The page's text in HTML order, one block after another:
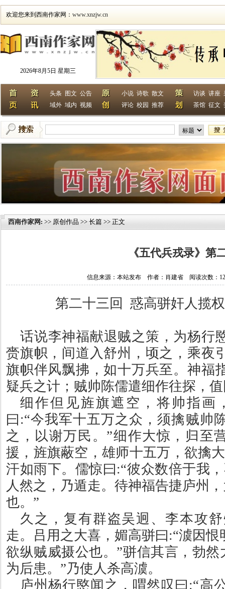
欢迎您来到西南作家网： www.xnzjw.cn
2026年8月5日 星期三
头条 图文 公告
域外 域内 视频
小说 诗歌 散文
评论 校园 推荐
访谈 讲座
茶馆 征文
西南作家网 : >> 原创作品 >> 长篇 >> 正文
《五代兵戎录》第
信息来源：本站发布 作者：肖建省 阅读次数：
第二十三回 惑高骈奸人揽
话说李神福献退贼之策，为杨行
赍旗帜，间道入舒州，顷之，乘夜
旗帜伴风飘拂，如十万兵至。神福
疑兵之计；贼帅陈儒遣细作往探，
细作但见旌旗遮空，将帅指画
曰 :“今我军十五万之众，须擒贼帅
之，以谢万民。”细作大惊，归至
援，旌旗蔽空，雄师十五万，欲擒
汗如雨下。儒惊曰:“彼众数倍于我
人然之，乃遁走。待神福告捷庐州
也。”
久之，复有群盗吴迥、李本攻
走。吕用之大喜，媚高骈曰:“澞因恨
欲纵贼威摄公也。”骈信其言，勃然
为后患。”乃使人杀高澞。
庐州杨行愍闻之，喟然叹曰 :“高